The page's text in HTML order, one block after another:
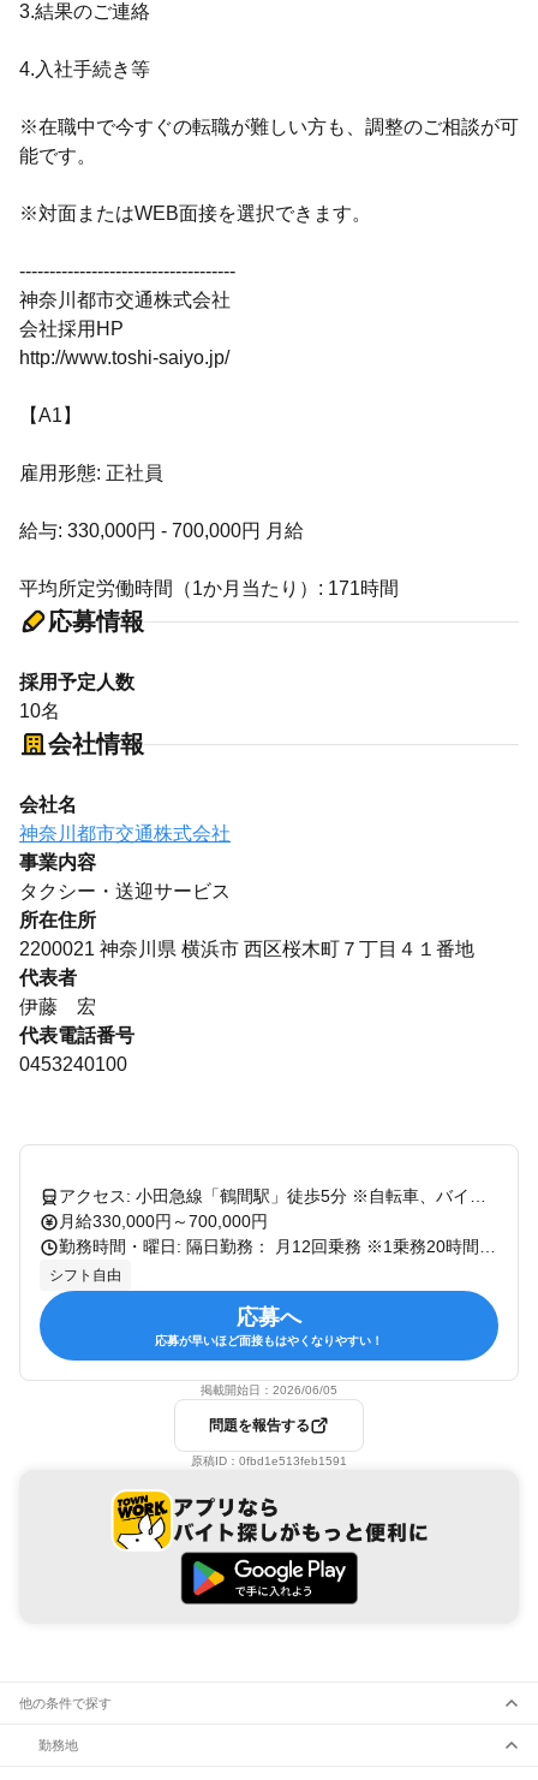
3.結果のご連絡
4.入社手続き等
※在職中で今すぐの転職が難しい方も、調整のご相談が可
能です。
※対面またはWEB面接を選択できます。
------------------------------------
神奈川都市交通株式会社
会社採用HP
http://www.toshi-saiyo.jp/
【A1】
雇用形態: 正社員
給与: 330,000円 - 700,000円 月給
平均所定労働時間（1か月当たり）: 171時間
応募情報
採用予定人数
10名
会社情報
会社名
神奈川都市交通株式会社
事業内容
タクシー・送迎サービス
所在住所
2200021 神奈川県 横浜市 西区桜木町７丁目４１番地
代表者
伊藤 宏
代表電話番号
0453240100
月給330,000円～700,000円
シフト自由
応募へ
応募が早いほど面接もはやくなりやすい！
掲載開始日： 2026/06/05
問題を報告する
原稿ID： 0fbd1e513feb1591
他の条件で探す
勤務地